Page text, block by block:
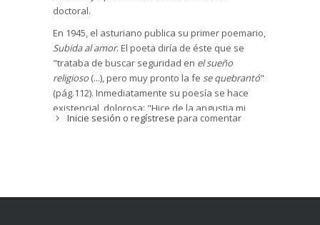
doctoral.
En 1945, el asturiano publica su primer poemario,
Subida al amor. El poeta diría de éste que se
"trataba de buscar seguridad en el sueño
religioso (...), pero muy pronto la fe se quebrantó"
(pág.112). Inmediatamente su poesía se hace
existencial, dolorosa: "Hice de la angustia mi
casa" -dirá. Alperi y Mollá traducen la angustia
Inicie sesión o regístrese para comentar